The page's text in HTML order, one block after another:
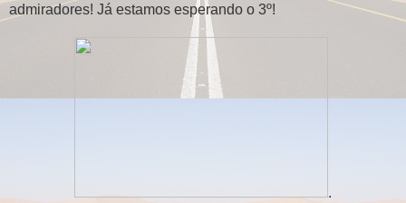
admiradores! Já estamos esperando o 3º!
.